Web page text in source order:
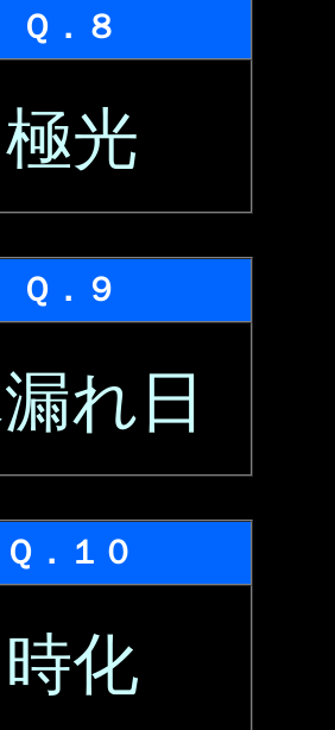
Ｑ．８
極光
Ｑ．９
れ日
Ｑ．１０
時化